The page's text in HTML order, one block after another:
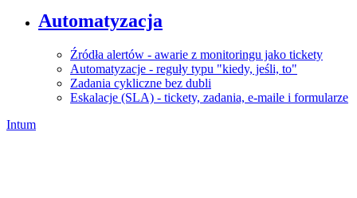
Automatyzacja
Źródła alertów - awarie z monitoringu jako tickety
Automatyzacje - reguły typu "kiedy, jeśli, to"
Zadania cykliczne bez dubli
Eskalacje (SLA) - tickety, zadania, e-maile i formularze
Intum